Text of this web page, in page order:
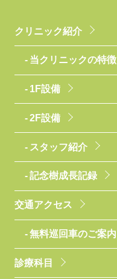
クリニック紹介
当クリニックの特徴
1F設備
2F設備
スタッフ紹介
記念樹成長記録
交通アクセス
無料巡回車のご案内
診療科目